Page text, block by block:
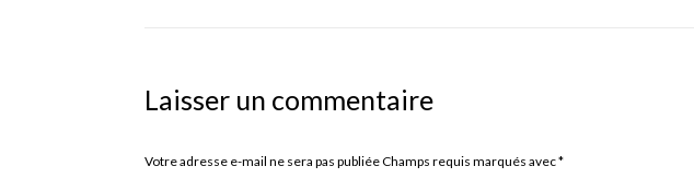
Laisser un commentaire
Votre adresse e-mail ne sera pas publiée Champs requis marqués avec*